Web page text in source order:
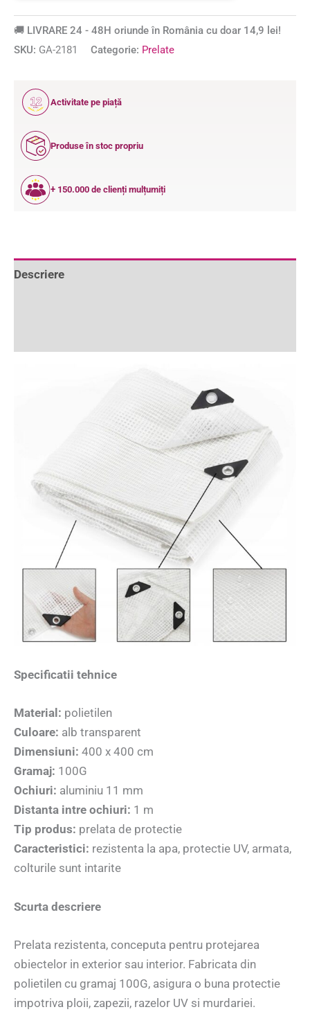
🚚 LIVRARE 24 - 48H oriunde în România cu doar 14,9 lei!
SKU: GA-2181 Categorie: Prelate
12
ANI
Activitate pe piață
Produse în stoc propriu
+ 150.000 de clienți mulțumiți
Descriere
Specificatii tehnice
Material: polietilen
Culoare: alb transparent
Dimensiuni: 400 x 400 cm
Gramaj: 100G
Ochiuri: aluminiu 11 mm
Distanta intre ochiuri: 1 m
Tip produs: prelata de protectie
Caracteristici: rezistenta la apa, protectie UV, armata,
colturile sunt intarite
Scurta descriere
Prelata rezistenta, conceputa pentru protejarea
obiectelor in exterior sau interior. Fabricata din
polietilen cu gramaj 100G, asigura o buna protectie
impotriva ploii, zapezii, razelor UV si murdariei.